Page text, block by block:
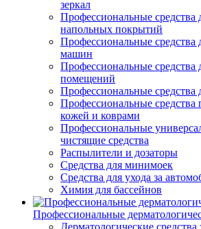
зеркал
Профессиональные средства
напольных покрытий
Профессиональные
машин
Профессиональные средства
помещений
Профессиональные средства
Профессиональные средства
кожей и коврами
Профессиональные
чистящие средства
Распылители и дозаторы
Средства для минимоек
Средства для ухода за
Химия для бассейнов
Профессиональные
Дерматологические